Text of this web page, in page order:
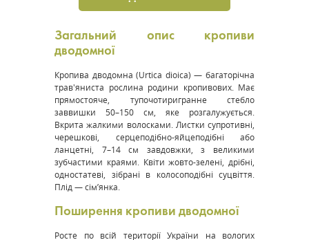
Загальний опис кропиви
дводомної
Кропива дводомна (Urtica dioica) — багаторічна
трав'яниста рослина родини кропивових. Має
прямостояче, тупочотиригранне стебло
заввишки 50–150 см, яке розгалужується.
Вкрита жалкими волосками. Листки супротивні,
черешкові, серцеподібно-яйцеподібні або
ланцетні, 7–14 см завдовжки, з великими
зубчастими краями. Квіти жовто-зелені, дрібні,
одностатеві, зібрані в колосоподібні суцвіття.
Плід — сім’янка.
Поширення кропиви дводомної
Росте по всій території України на вологих